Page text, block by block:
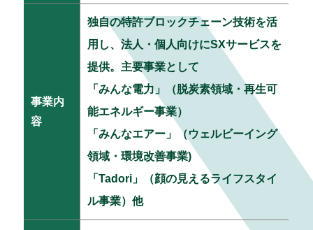
事業内
容
独自の特許ブロックチェーン技術を活
用し、法人・個人向けにSXサービスを
提供。主要事業として
「みんな電力」（脱炭素領域・再生可
能エネルギー事業）
「みんなエアー」（ウェルビーイング
領域・環境改善事業)
「Tadori」（顔の見えるライフスタイ
ル事業）他